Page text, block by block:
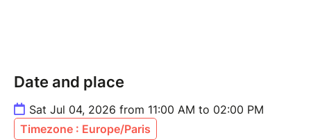
résistance.
Des témoignages aux ateliers sur Google,
https://maps.app.goo.gl/bFBfEfUW3fHFbSD79
Date and place
Sat Jul 04, 2026 from 11:00 AM to 02:00 PM
Timezone : Europe/Paris